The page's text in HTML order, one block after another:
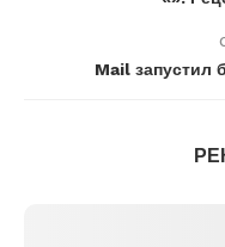
Mail запустил